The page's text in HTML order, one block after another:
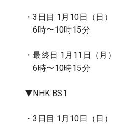
・3日目 1月10日（日）
6時〜10時15分
・最終日 1月11日（月）
6時〜10時15分
▼NHK BS1
・3日目 1月10日（日）